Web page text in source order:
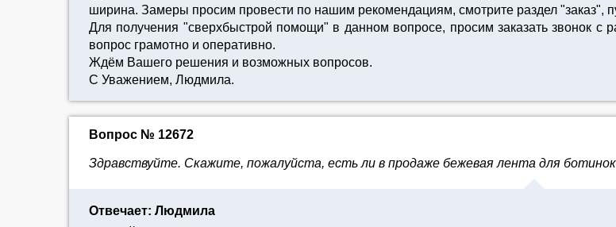
ширина. Замеры просим провести по нашим рекомендациям, смотрите раздел
Для получения "сверхбыстрой помощи" в данном вопросе, просим заказать звонок
вопрос грамотно и оперативно.
Ждём Вашего решения и возможных вопросов.
С Уважением, Людмила.
Вопрос № 12672
Здравствуйте. Скажите, пожалуйста, есть ли в продаже бежевая лента для
Отвечает: Людмила